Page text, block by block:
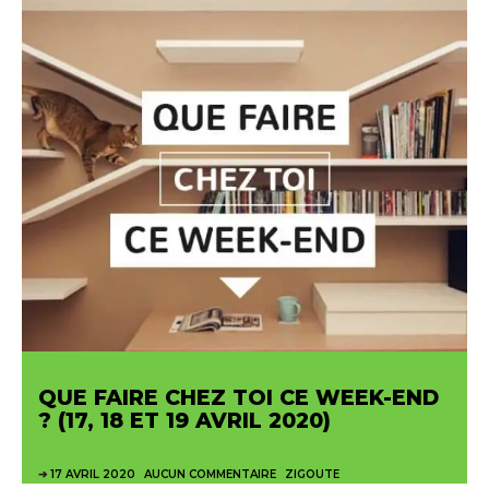
QUE FAIRE CHEZ TOI CE WEEK-END
? (17, 18 ET 19 AVRIL 2020)
17 AVRIL 2020 AUCUN COMMENTAIRE ZIGOUTE